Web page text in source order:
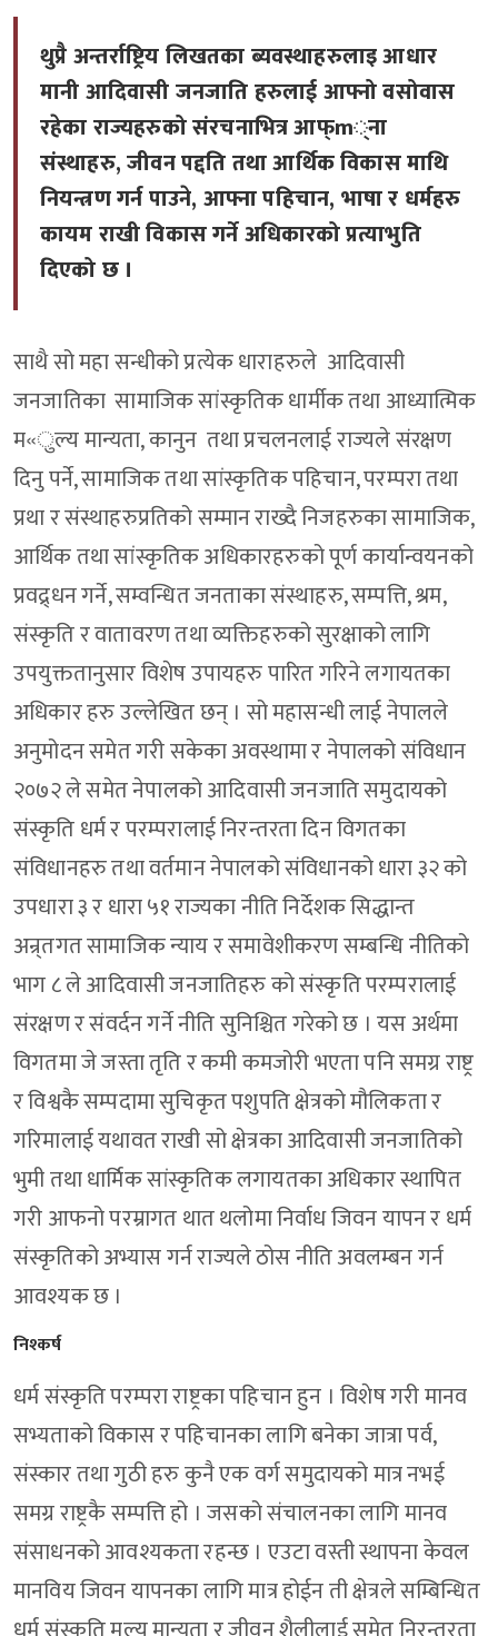
थुप्रै अन्तर्राष्ट्रिय लिखतका ब्यवस्थाहरुलाइ आधार
मानी आदिवासी जनजाति हरुलाई आफ्नो वसोवास
रहेका राज्यहरुको संरचनाभित्र आफ्m्ना
संस्थाहरु, जीवन पद्दति तथा आर्थिक विकास माथि
नियन्त्रण गर्न पाउने, आफ्ना पहिचान, भाषा र धर्महरु
कायम राखी विकास गर्ने अधिकारको प्रत्याभुति
दिएको छ ।
साथै सो महा सन्धीको प्रत्येक धाराहरुले आदिवासी
जनजातिका सामाजिक सांस्कृतिक धार्मीक तथा आध्यात्मिक
म«ुल्य मान्यता, कानुन तथा प्रचलनलाई राज्यले संरक्षण
दिनु पर्ने, सामाजिक तथा सांस्कृतिक पहिचान, परम्परा तथा
प्रथा र संस्थाहरुप्रतिको सम्मान राख्दै निजहरुका सामाजिक,
आर्थिक तथा सांस्कृतिक अधिकारहरुको पूर्ण कार्यान्वयनको
प्रवद्र्धन गर्ने, सम्वन्धित जनताका संस्थाहरु, सम्पत्ति, श्रम,
संस्कृति र वातावरण तथा व्यक्तिहरुको सुरक्षाको लागि
उपयुक्ततानुसार विशेष उपायहरु पारित गरिने लगायतका
अधिकार हरु उल्लेखित छन् । सो महासन्धी लाई नेपालले
अनुमोदन समेत गरी सकेका अवस्थामा र नेपालको संविधान
२०७२ ले समेत नेपालको आदिवासी जनजाति समुदायको
संस्कृति धर्म र परम्परालाई निरन्तरता दिन विगतका
संविधानहरु तथा वर्तमान नेपालको संविधानको धारा ३२ को
उपधारा ३ र धारा ५१ राज्यका नीति निर्देशक सिद्धान्त
अन्र्तगत सामाजिक न्याय र समावेशीकरण सम्बन्धि नीतिको
भाग ८ ले आदिवासी जनजातिहरु को संस्कृति परम्परालाई
संरक्षण र संवर्दन गर्ने नीति सुनिश्चित गरेको छ । यस अर्थमा
विगतमा जे जस्ता तृति र कमी कमजोरी भएता पनि समग्र राष्ट्र
र विश्वकै सम्पदामा सुचिकृत पशुपति क्षेत्रको मौलिकता र
गरिमालाई यथावत राखी सो क्षेत्रका आदिवासी जनजातिको
भुमी तथा धार्मिक सांस्कृतिक लगायतका अधिकार स्थापित
गरी आफनो परम्रागत थात थलोमा निर्वाध जिवन यापन र धर्म
संस्कृतिको अभ्यास गर्न राज्यले ठोस नीति अवलम्बन गर्न
आवश्यक छ ।
निश्कर्ष
धर्म संस्कृति परम्परा राष्ट्रका पहिचान हुन । विशेष गरी मानव
सभ्यताको विकास र पहिचानका लागि बनेका जात्रा पर्व,
संस्कार तथा गुठी हरु कुनै एक वर्ग समुदायको मात्र नभई
समग्र राष्ट्रकै सम्पत्ति हो । जसको संचालनका लागि मानव
संसाधनको आवश्यकता रहन्छ । एउटा वस्ती स्थापना केवल
मानविय जिवन यापनका लागि मात्र होईन ती क्षेत्रले सम्बिन्धित